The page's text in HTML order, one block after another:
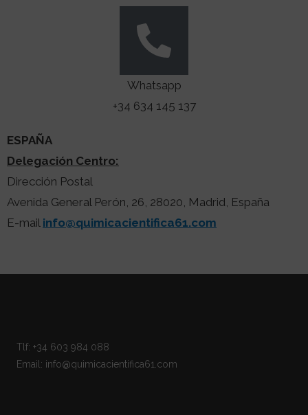
Whatsapp
+34 634 145 137
ESPAÑA
Delegación Centro:
Dirección Postal
Avenida General Perón, 26, 28020, Madrid, España
E-mail info@quimicacientifica61.com
Tlf: +34 603 984 088
Email: info@quimicacientifica61.com